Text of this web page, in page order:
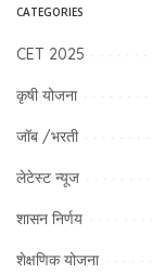
CATEGORIES
CET 2025
कृषी योजना
जॉब /भरती
लेटेस्ट न्यूज
शासन निर्णय
शेक्षणिक योजना